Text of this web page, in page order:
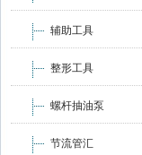
辅助工具
整形工具
螺杆抽油泵
节流管汇